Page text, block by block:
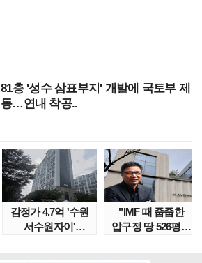
81층 '성수 삼표부지' 개발에 국토부 제
동…연내 착공..
감정가 4.7억 '수원
서수원자이'
"IMF 때 줍줍한
압구정 땅 526평의